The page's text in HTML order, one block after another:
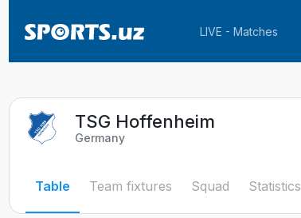
LIVE - Matches
TSG Hoffenheim
Germany
Table Team fixtures Squad Statistics